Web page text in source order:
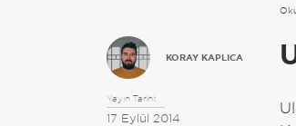
KORAY KAPLICA
Yayın Tarihi:
17 Eylül 2014